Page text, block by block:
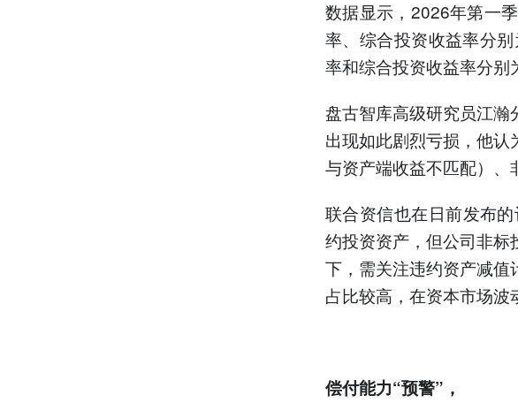
数据显示，2026年第一
率、综合投资收益率分
率和综合投资收益率分别
盘古智库高级研究员江
出现如此剧烈亏损，他
与资产端收益不匹配）、
联合资信也在日前发布
约投资资产，但公司非
下，需关注违约资产减
占比较高，在资本市场波
偿付能力“预警”，